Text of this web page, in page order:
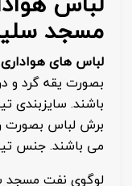
مسجد
لباس های
بصورت یقه گرد و
باشند.
می باشند. جنس
لوگوی نفت مسجد